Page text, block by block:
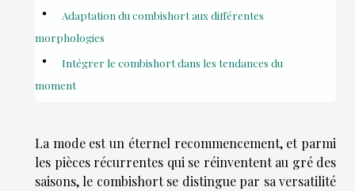
Adaptation du combishort aux différentes
morphologies
Intégrer le combishort dans les tendances du
moment
La mode est un éternel recommencement, et parmi
les pièces récurrentes qui se réinventent au gré des
saisons, le combishort se distingue par sa versatilité